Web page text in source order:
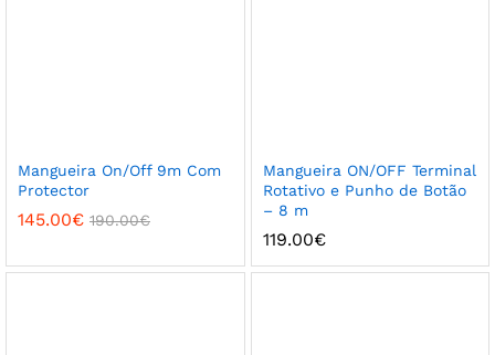
Mangueira On/Off 9m Com
Protector
145.00€ 190.00€
Mangueira ON/OFF Terminal
Rotativo e Punho de Botão
– 8 m
119.00€